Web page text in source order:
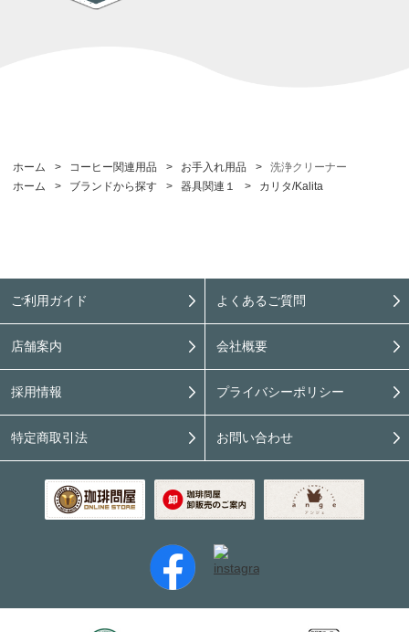
ホーム > コーヒー関連用品 > お手入れ用品 >
洗浄クリーナー
ホーム
> ブランドから探す > 器具関連１ > カリタ/Kalita
ご利用ガイド よくあるご質問
店舗案内 会社概要
採用情報 プライバシーポリシー
特定商取引法 お問い合わせ